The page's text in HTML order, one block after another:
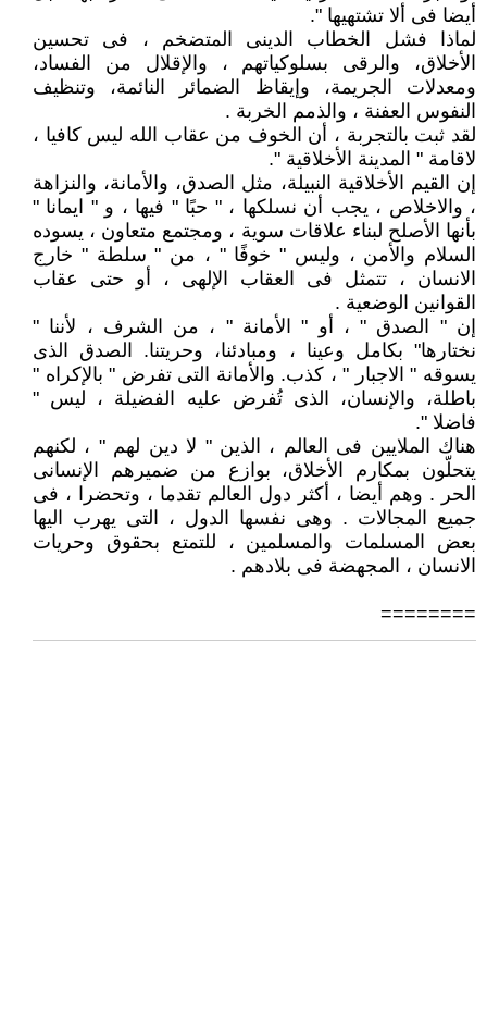
أيضا فى ألا تشتهيها ".
لماذا فشل الخطاب الدينى المتضخم ، فى تحسين
الأخلاق، والرقى بسلوكياتهم ، والإقلال من الفساد،
ومعدلات الجريمة، وإيقاظ الضمائر النائمة، وتنظيف
النفوس العفنة ، والذمم الخربة .
لقد ثبت بالتجربة ، أن الخوف من عقاب الله ليس كافيا ،
لاقامة " المدينة الأخلاقية ".
إن القيم الأخلاقية النبيلة، مثل الصدق، والأمانة، والنزاهة
، والاخلاص ، يجب أن نسلكها ، " حبًا " فيها ، و " ايمانا "
بأنها الأصلح لبناء علاقات سوية ، ومجتمع متعاون ، يسوده
السلام والأمن ، وليس " خوفًا " ، من " سلطة " خارج
الانسان ، تتمثل فى العقاب الإلهى ، أو حتى عقاب
القوانين الوضعية .
إن " الصدق " ، أو " الأمانة " ، من الشرف ، لأننا "
نختارها" بكامل وعينا ، ومبادئنا، وحريتنا. الصدق الذى
يسوقه " الاجبار " ، كذب. والأمانة التى تفرض " بالإكراه "
باطلة، والإنسان، الذى تُفرض عليه الفضيلة ، ليس "
فاضلا ".
هناك الملايين فى العالم ، الذين " لا دين لهم " ، لكنهم
يتحلّون بمكارم الأخلاق، بوازع من ضميرهم الإنسانى
الحر . وهم أيضا ، أكثر دول العالم تقدما ، وتحضرا ، فى
جميع المجالات . وهى نفسها الدول ، التى يهرب اليها
بعض المسلمات والمسلمين ، للتمتع بحقوق وحريات
الانسان ، المجهضة فى بلادهم .
========